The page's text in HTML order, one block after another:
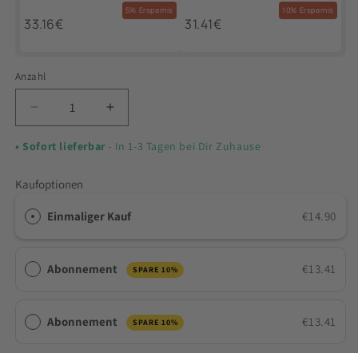
33.16€
5% Ersparnis
31.41€
10% Ersparnis
Anzahl
Verringere
die
Menge
Rindergelatine
-
Beef
Gelatine
Erhöhe
die
Menge
-
Beef
Gelatine
• Sofort lieferbar- In 1-3 Tagen bei Dir Zuhause
Kaufoptionen
Einmaliger Kauf €14.90
Abonnement SPARE 10% €13.41
Abonnement SPARE 10% €13.41